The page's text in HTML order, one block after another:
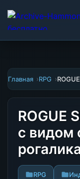
Главная RPG
ROGUE
с видом
RPG